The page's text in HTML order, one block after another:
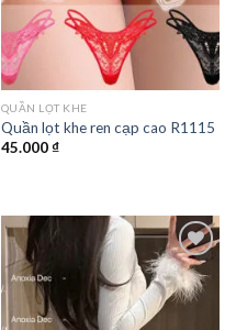
QUẦN LỌT KHE
Quần lọt khe ren cạp cao R1115
45.000₫